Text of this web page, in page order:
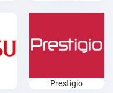
Prestigio